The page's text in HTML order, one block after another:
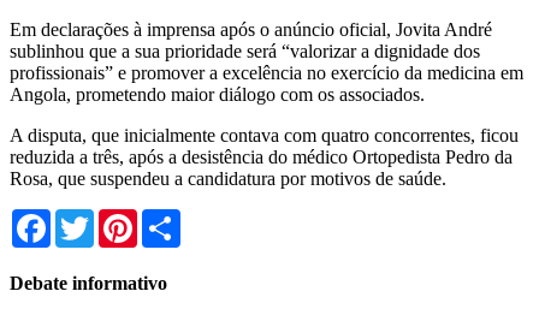
Em declarações à imprensa após o anúncio oficial, Jovita André
sublinhou que a sua prioridade será “valorizar a dignidade dos
profissionais” e promover a excelência no exercício da medicina em
Angola, prometendo maior diálogo com os associados.
A disputa, que inicialmente contava com quatro concorrentes, ficou
reduzida a três, após a desistência do médico Ortopedista Pedro da
Rosa, que suspendeu a candidatura por motivos de saúde.
Facebook
TwitterPinterest
Debate informativo